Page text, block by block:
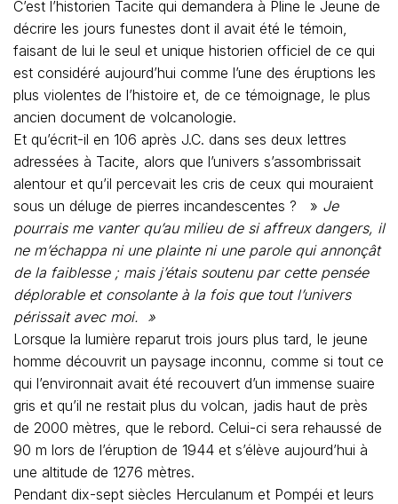
C’est l’historien Tacite qui demandera à Pline le Jeune de
décrire les jours funestes dont il avait été le témoin,
faisant de lui le seul et unique historien officiel de ce qui
est considéré aujourd’hui comme l’une des éruptions les
plus violentes de l’histoire et, de ce témoignage, le plus
ancien document de volcanologie.
Et qu’écrit-il en 106 après J.C. dans ses deux lettres
adressées à Tacite, alors que l’univers s’assombrissait
alentour et qu’il percevait les cris de ceux qui mouraient
sous un déluge de pierres incandescentes ? » Je
pourrais me vanter qu’au milieu de si affreux dangers, il
ne m’échappa ni une plainte ni une parole qui annonçât
de la faiblesse ; mais j’étais soutenu par cette pensée
déplorable et consolante à la fois que tout l’univers
périssait avec moi. »
Lorsque la lumière reparut trois jours plus tard, le jeune
homme découvrit un paysage inconnu, comme si tout ce
qui l’environnait avait été recouvert d’un immense suaire
gris et qu’il ne restait plus du volcan, jadis haut de près
de 2000 mètres, que le rebord. Celui-ci sera rehaussé de
90 m lors de l’éruption de 1944 et s’élève aujourd’hui à
une altitude de 1276 mètres.
Pendant dix-sept siècles Herculanum et Pompéi et leurs